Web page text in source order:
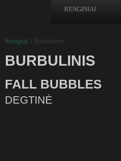
RENGINIAI
Receptai \ Burbulinis
BURBULINIS
FALL BUBBLES
DEGTINĖ